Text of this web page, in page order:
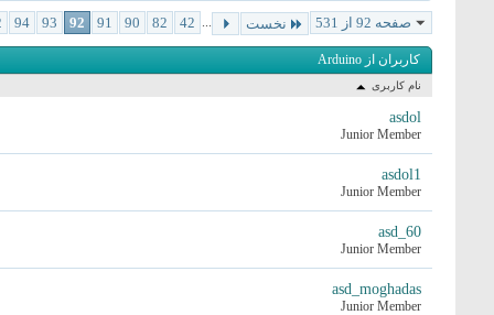
صفحه 92 از 531 نخست ...
42
82
90
91
92
93
94
کاربران از Arduino
نام کاربری
asdol
Junior Member
asdol1
Junior Member
asd_60
Junior Member
asd_moghadas
Junior Member